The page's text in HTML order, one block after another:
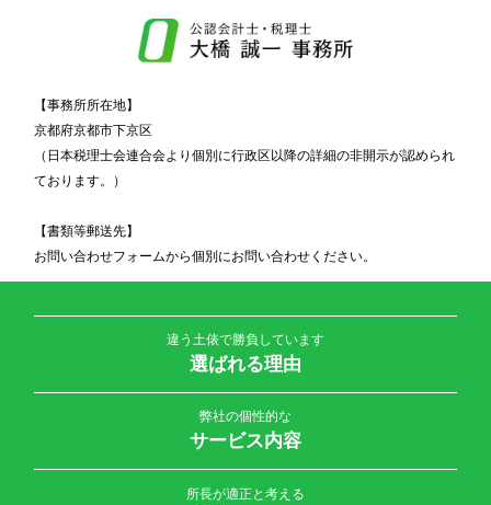
【事務所所在地】
京都府京都市下京区
（日本税理士会連合会より個別に行政区以降の詳細の非開示が認められ
ております。）
【書類等郵送先】
お問い合わせフォームから個別にお問い合わせください。
違う土俵で勝負しています
選ばれる理由
弊社の個性的な
サービス内容
所長が適正と考える